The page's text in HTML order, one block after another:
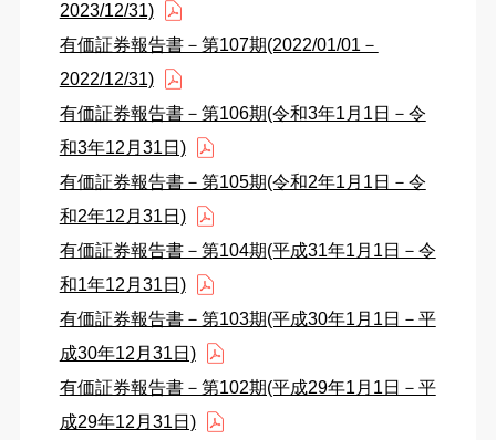
2023/12/31)
有価証券報告書－第107期(2022/01/01－
2022/12/31)
有価証券報告書－第106期(令和3年1月1日－令
和3年12月31日)
有価証券報告書－第105期(令和2年1月1日－令
和2年12月31日)
有価証券報告書－第104期(平成31年1月1日－令
和1年12月31日)
有価証券報告書－第103期(平成30年1月1日－平
成30年12月31日)
有価証券報告書－第102期(平成29年1月1日－平
成29年12月31日)